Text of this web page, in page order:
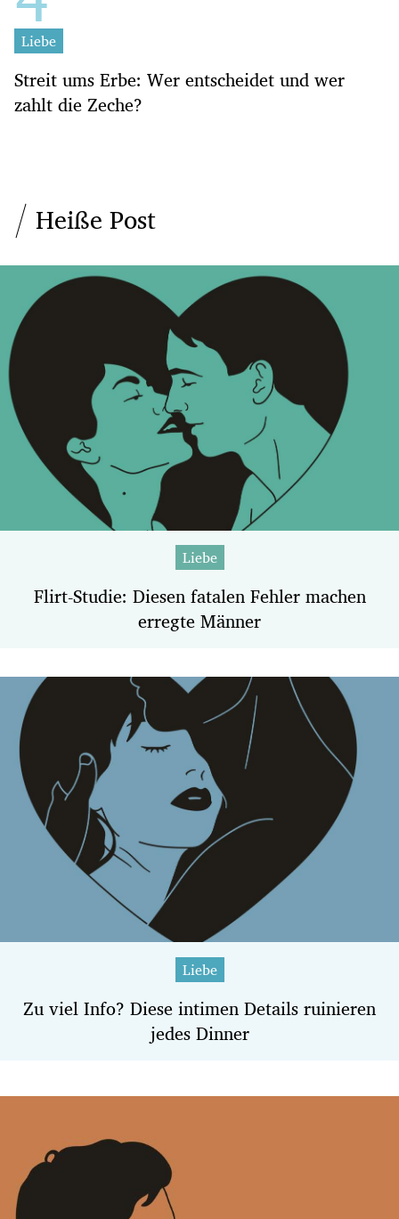
Liebe
Streit ums Erbe: Wer entscheidet und wer
zahlt die Zeche?
Heiße Post
Liebe
Flirt-Studie: Diesen fatalen Fehler machen
erregte Männer
Liebe
Zu viel Info? Diese intimen Details ruinieren
jedes Dinner